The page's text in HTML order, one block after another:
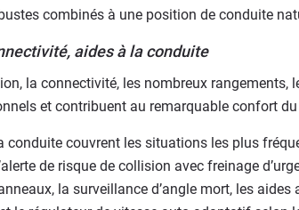
combinés à une position de conduite
aides à la conduite
la connectivité, les nombreux rangements,
et contribuent au remarquable confort
conduite couvrent les situations les plus
de risque de collision avec freinage
la surveillance d’angle mort, les